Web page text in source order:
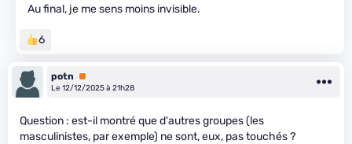
Au final, je me sens moins invisible.
6
potn
Premium
Le 12/12/2025 à 21h28
Question : est-il montré que d'autres groupes (les
masculinistes, par exemple) ne sont, eux, pas touchés ?